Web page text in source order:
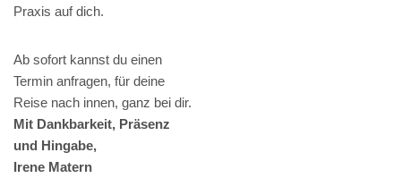
Praxis auf dich.
Ab sofort kannst du einen
Termin anfragen, für deine
Reise nach innen, ganz bei dir.
Mit Dankbarkeit, Präsenz
und Hingabe,
Irene Matern